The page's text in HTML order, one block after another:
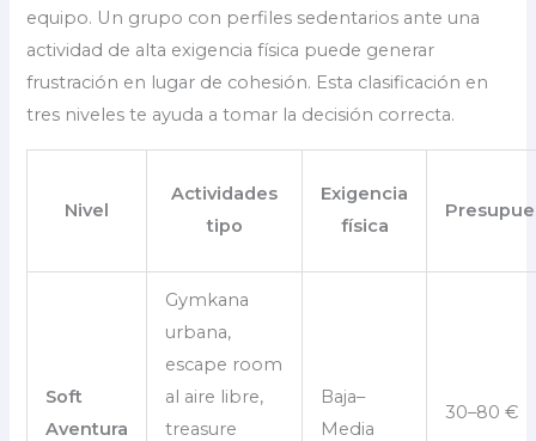
equipo. Un grupo con perfiles sedentarios ante una
actividad de alta exigencia física puede generar
frustración en lugar de cohesión. Esta clasificación en
tres niveles te ayuda a tomar la decisión correcta.
Nivel
Actividades
tipo
Exigencia
física
Soft
Aventura
Gymkana
urbana,
escape room
al aire libre,
treasure
Baja–
Media
30–80 €